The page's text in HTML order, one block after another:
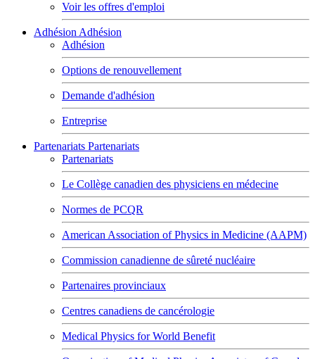
Voir les offres d'emploi
Adhésion Adhésion
Adhésion
Options de renouvellement
Demande d'adhésion
Entreprise
Partenariats Partenariats
Partenariats
Le Collège canadien des physiciens en médecine
Normes de PCQR
American Association of Physics in Medicine (AAPM)
Commission canadienne de sûreté nucléaire
Partenaires provinciaux
Centres canadiens de cancérologie
Medical Physics for World Benefit